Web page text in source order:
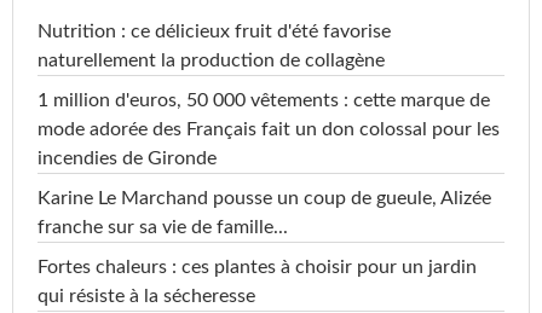
Nutrition : ce délicieux fruit d'été favorise
naturellement la production de collagène
1 million d'euros, 50 000 vêtements : cette marque de
mode adorée des Français fait un don colossal pour les
incendies de Gironde
Karine Le Marchand pousse un coup de gueule, Alizée
franche sur sa vie de famille...
Fortes chaleurs : ces plantes à choisir pour un jardin
qui résiste à la sécheresse